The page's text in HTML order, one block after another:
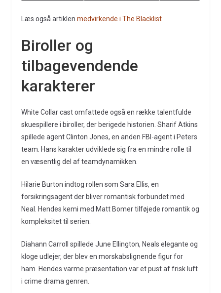
Læs også artiklen medvirkende i The Blacklist
Biroller og
tilbagevendende
karakterer
White Collar cast omfattede også en række talentfulde
skuespillere i biroller, der berigede historien. Sharif Atkins
spillede agent Clinton Jones, en anden FBI-agent i Peters
team. Hans karakter udviklede sig fra en mindre rolle til
en væsentlig del af teamdynamikken.
Hilarie Burton indtog rollen som Sara Ellis, en
forsikringsagent der bliver romantisk forbundet med
Neal. Hendes kemi med Matt Bomer tilføjede romantik og
kompleksitet til serien.
Diahann Carroll spillede June Ellington, Neals elegante og
kloge udlejer, der blev en morskabslignende figur for
ham. Hendes varme præsentation var et pust af frisk luft
i crime drama genren.